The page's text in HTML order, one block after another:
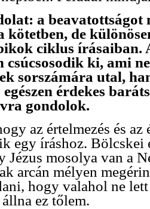
a beavatottságot
kötetben, de
ciklus írásaiban.
csúcsosodik ki, ami
sorszámára utal,
érdekes
gondolok.
az értelmezés és az
egy íráshoz. Bölcskei
Jézus mosolya van a
arcán mélyen
hogy valahol ne
ez tőlem.